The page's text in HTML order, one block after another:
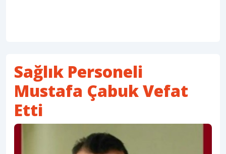
Sağlık Personeli
Mustafa Çabuk Vefat
Etti